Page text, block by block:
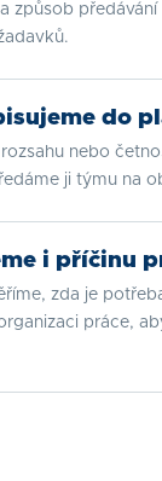
způsob předávání
do
nebo
ji týmu na
i příčinu
zda je
práce,